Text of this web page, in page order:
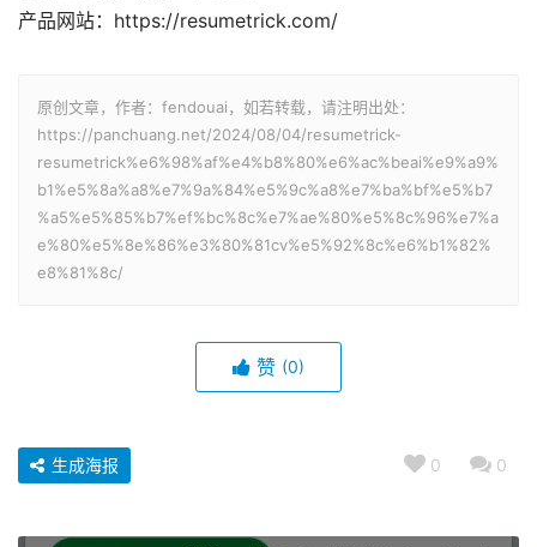
产品网站：https://resumetrick.com/
原创文章，作者：fendouai，如若转载，请注明出处：
https://panchuang.net/2024/08/04/resumetrick-
resumetrick%e6%98%af%e4%b8%80%e6%ac%beai%e9%a9%
b1%e5%8a%a8%e7%9a%84%e5%9c%a8%e7%ba%bf%e5%b7
%a5%e5%85%b7%ef%bc%8c%e7%ae%80%e5%8c%96%e7%a
e%80%e5%8e%86%e3%80%81cv%e5%92%8c%e6%b1%82%
e8%81%8c/
赞 (0)
0 0
生成海报